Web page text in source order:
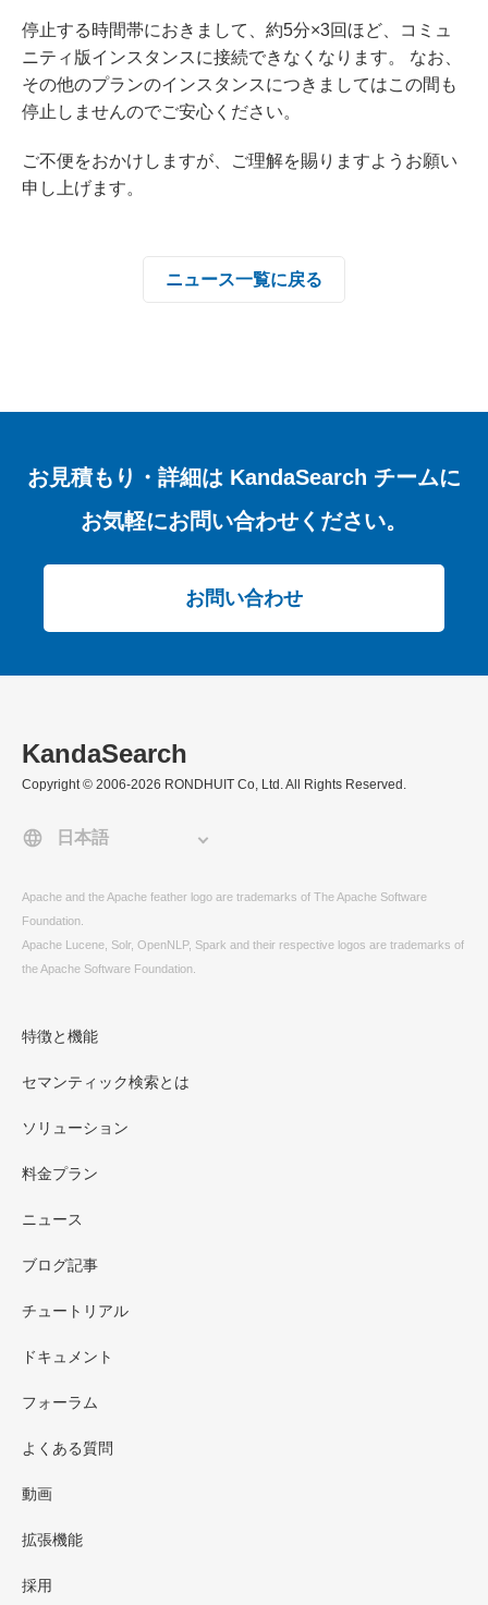
停止する時間帯におきまして、約5分×3回ほど、コミュ
ニティ版インスタンスに接続できなくなります。 なお、
その他のプランのインスタンスにつきましてはこの間も
停止しませんのでご安心ください。
ご不便をおかけしますが、ご理解を賜りますようお願い
申し上げます。
ニュース一覧に戻る
お見積もり・詳細は KandaSearch チームに
お気軽にお問い合わせください。
お問い合わせ
KandaSearch
Copyright © 2006-2026 RONDHUIT Co, Ltd. All Rights Reserved.
Apache and the Apache feather logo are trademarks of The Apache Software
Foundation.
Apache Lucene, Solr, OpenNLP, Spark and their respective logos are trademarks of
the Apache Software Foundation.
特徴と機能
セマンティック検索とは
ソリューション
料金プラン
ニュース
ブログ記事
チュートリアル
ドキュメント
フォーラム
よくある質問
動画
拡張機能
採用